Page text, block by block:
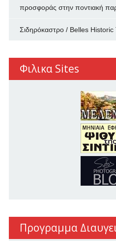
προσφοράς στην ποντιακή
Σιδηρόκαστρο / Belles Historic
Φιλικα Sites
Προγραμμα